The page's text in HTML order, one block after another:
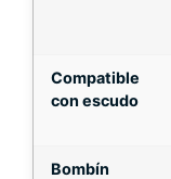
Compatible
con escudo
Bombín